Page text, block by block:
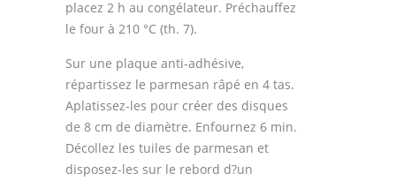
placez 2 h au congélateur. Préchauffez
le four à 210 °C (th. 7).
Sur une plaque anti-adhésive,
répartissez le parmesan râpé en 4 tas.
Aplatissez-les pour créer des disques
de 8 cm de diamètre. Enfournez 6 min.
Décollez les tuiles de parmesan et
disposez-les sur le rebord d?un